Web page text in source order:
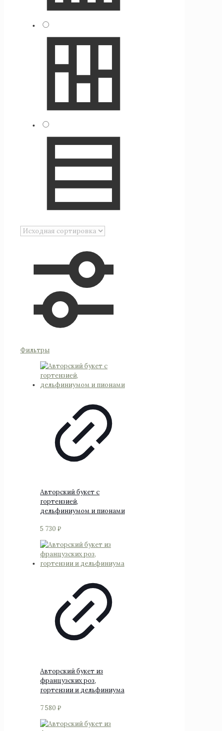
Фильтры
Авторский букет с
гортензией,
дельфиниумом и пионами
5 730 ₽
Этот
товар
имеет
выбрать
странице
товара.
Авторский букет из
французских роз,
гортензии и дельфиниума
7 580 ₽